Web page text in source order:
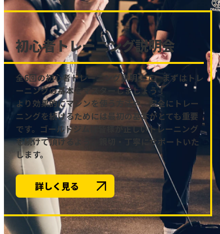
初心者トレーニング説明会
全6回の初心者トレーニング説明会で、まずはトレ
ーニングの基本をマスターしましょう！
より効果的にマシンを使う方法や、安全にトレー
ニングを続けるためには最初の基本がとても重要
です。ゴールドジムは皆様が正しいトレーニング
を続けて頂けるよう、親切・丁寧にサポートいた
します。
詳しく見る